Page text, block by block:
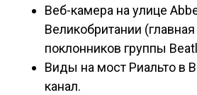
Веб-камера на улице
Великобритании
поклонников группы
Виды на мост Риальто в
канал.